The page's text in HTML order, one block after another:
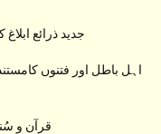
جدید ذرائع
اہل باطل اور فتنوں
قرآن و